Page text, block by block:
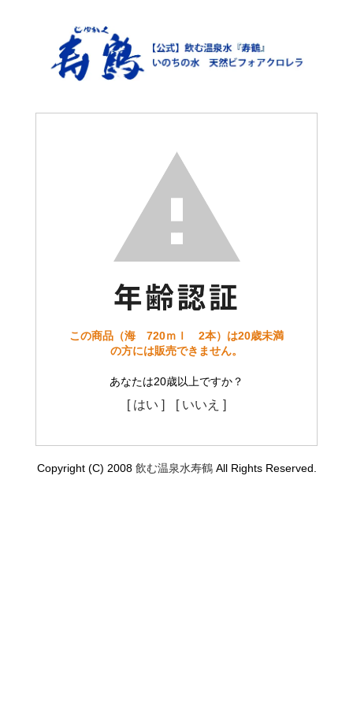
この商品（海 720ｍｌ 2本）は20歳未満
の方には販売できません。
あなたは20歳以上ですか？
[ はい ] [ いいえ ]
Copyright (C) 2008 飲む温泉水寿鶴All Rights Reserved.